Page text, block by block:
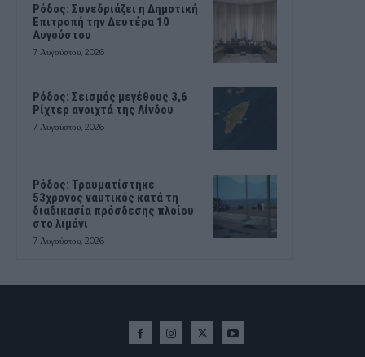
Ρόδος: Συνεδριάζει η Δημοτική
Επιτροπή την Δευτέρα 10
Αυγούστου
7 Αυγούστου, 2026
Ρόδος: Σεισμός μεγέθους 3,6
Ρίχτερ ανοιχτά της Λίνδου
7 Αυγούστου, 2026
Ρόδος: Τραυματίστηκε
53χρονος ναυτικός κατά τη
διαδικασία πρόσδεσης πλοίου
στο λιμάνι
7 Αυγούστου, 2026